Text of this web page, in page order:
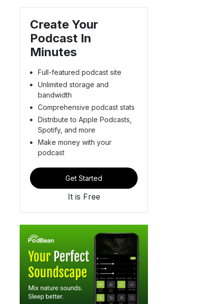
Create Your
Podcast In
Minutes
Full-featured podcast site
Unlimited storage and
bandwidth
Comprehensive podcast stats
Distribute to Apple Podcasts,
Spotify, and more
Make money with your
podcast
Get Started
It is Free